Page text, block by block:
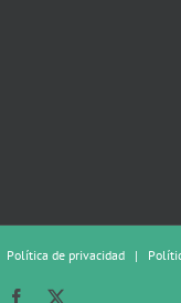
Política de privacidad |
Facebook